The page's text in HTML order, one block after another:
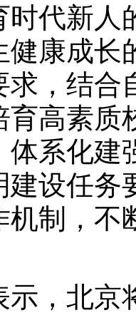
时代新人
健康成长
求，结合
育高素质
体系化建
建设任务
机制，不
北京